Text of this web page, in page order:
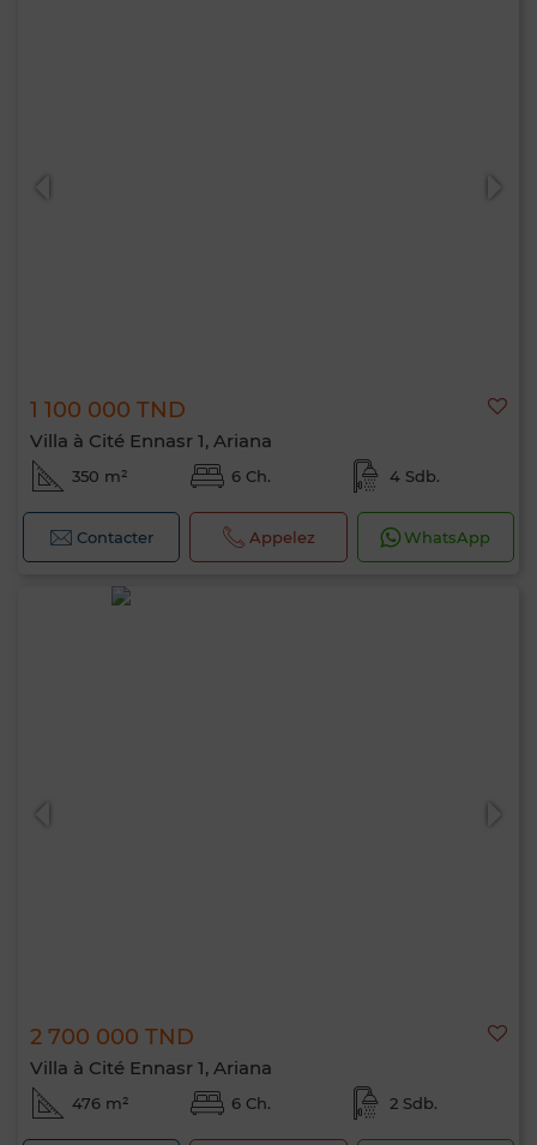
1 100 000 TND
Villa à Cité Ennasr 1, Ariana
350 m² 6 Ch. 4 Sdb.
Contacter Appelez WhatsApp
2 700 000 TND
Villa à Cité Ennasr 1, Ariana
476 m² 6 Ch. 2 Sdb.